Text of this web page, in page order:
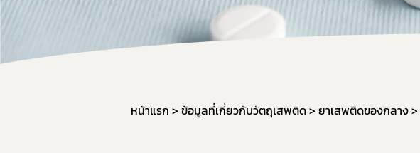
จองห้องประชุม
หน้าแรก ข้อมูลที่เกี่ยวกับวัตถุเสพติด ยาเสพติดของกลาง